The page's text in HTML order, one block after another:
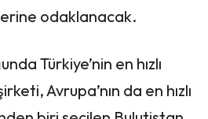
odaklanacak.
Türkiye’nin en hızlı
Avrupa’nın da en hızlı